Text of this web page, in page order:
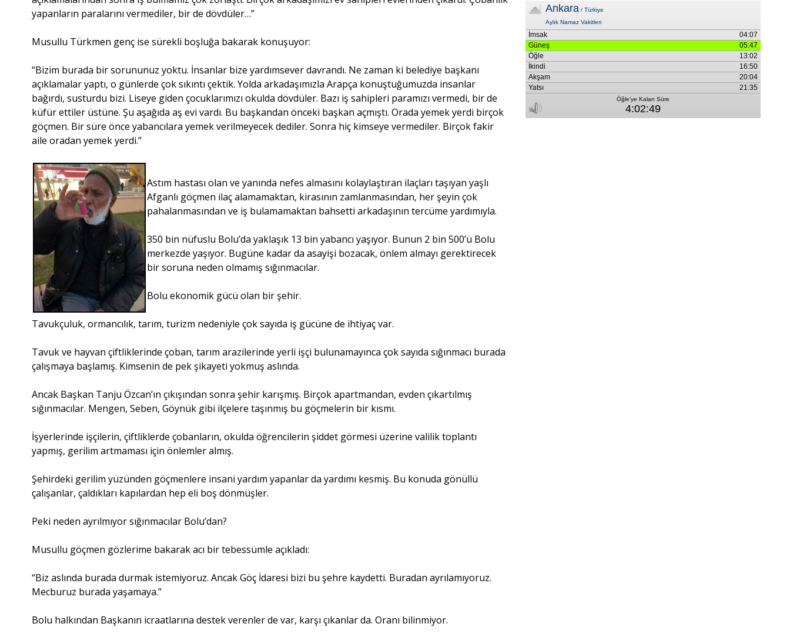
yapanların paralarını vermediler, bir de dövdüler…”
Musullu Türkmen genç ise sürekli boşluğa bakarak konuşuyor:
“Bizim burada bir sorununuz yoktu. İnsanlar bize yardımsever davrandı. Ne zaman ki belediye başkanı
açıklamalar yaptı, o günlerde çok sıkıntı çektik. Yolda arkadaşımızla Arapça konuştuğumuzda insanlar
bağırdı, susturdu bizi. Liseye giden çocuklarımızı okulda dövdüler. Bazı iş sahipleri paramızı vermedi, bir de
küfür ettiler üstüne. Şu aşağıda aş evi vardı. Bu başkandan önceki başkan açmıştı. Orada yemek yerdi birçok
göçmen. Bir süre önce yabancılara yemek verilmeyecek dediler. Sonra hiç kimseye vermediler. Birçok fakir
aile oradan yemek yerdi.”
Astım hastası olan ve yanında nefes almasını kolaylaştıran ilaçları taşıyan yaşlı
Afganlı göçmen ilaç alamamaktan, kirasının zamlanmasından, her şeyin çok
pahalanmasından ve iş bulamamaktan bahsetti arkadaşının tercüme yardımıyla.
350 bin nüfuslu Bolu’da yaklaşık 13 bin yabancı yaşıyor. Bunun 2 bin 500’ü Bolu
merkezde yaşıyor. Bugüne kadar da asayişi bozacak, önlem almayı gerektirecek
bir soruna neden olmamış sığınmacılar.
Bolu ekonomik gücü olan bir şehir.
Tavukçuluk, ormancılık, tarım, turizm nedeniyle çok sayıda iş gücüne de ihtiyaç var.
Tavuk ve hayvan çiftliklerinde çoban, tarım arazilerinde yerli işçi bulunamayınca çok sayıda sığınmacı burada
çalışmaya başlamış. Kimsenin de pek şikayeti yokmuş aslında.
Ancak Başkan Tanju Özcan’ın çıkışından sonra şehir karışmış. Birçok apartmandan, evden çıkartılmış
sığınmacılar. Mengen, Seben, Göynük gibi ilçelere taşınmış bu göçmelerin bir kısmı.
İşyerlerinde işçilerin, çiftliklerde çobanların, okulda öğrencilerin şiddet görmesi üzerine valilik toplantı
yapmış, gerilim artmaması için önlemler almış.
Şehirdeki gerilim yüzünden göçmenlere insani yardım yapanlar da yardımı kesmiş. Bu konuda gönüllü
çalışanlar, çaldıkları kapılardan hep eli boş dönmüşler.
Peki neden ayrılmıyor sığınmacılar Bolu’dan?
Musullu göçmen gözlerime bakarak acı bir tebessümle açıkladı:
“Biz aslında burada durmak istemiyoruz. Ancak Göç İdaresi bizi bu şehre kaydetti. Buradan ayrılamıyoruz.
Mecburuz burada yaşamaya.”
Bolu halkından Başkanın icraatlarına destek verenler de var, karşı çıkanlar da. Oranı bilinmiyor.